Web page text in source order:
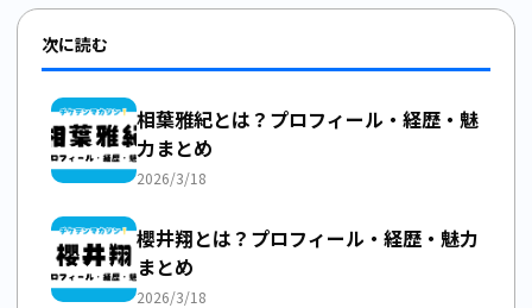
次に読む
相葉雅紀とは？プロフィール・経歴・魅
力まとめ
2026/3/18
櫻井翔とは？プロフィール・経歴・魅力
まとめ
2026/3/18